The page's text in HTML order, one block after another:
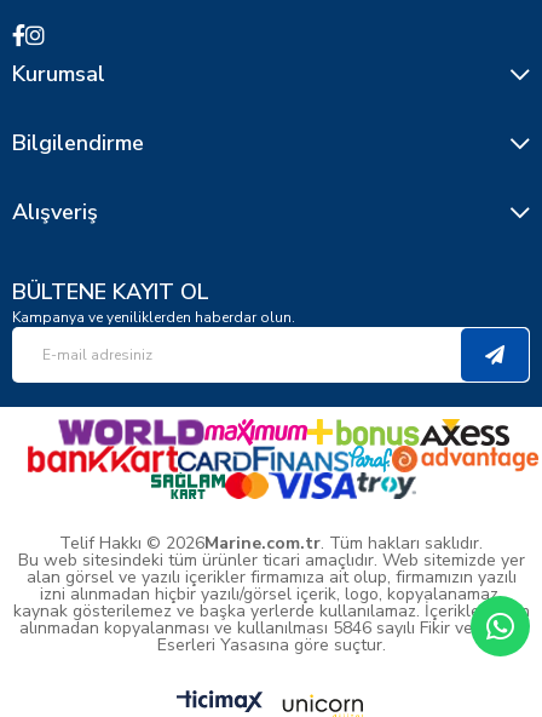
Kurumsal
Bilgilendirme
Alışveriş
BÜLTENE KAYIT OL
Kampanya ve yeniliklerden haberdar olun.
Telif Hakkı © 2026Marine.com.tr. Tüm hakları saklıdır.
Bu web sitesindeki tüm ürünler ticari amaçlıdır. Web sitemizde yer
alan görsel ve yazılı içerikler firmamıza ait olup, firmamızın yazılı
izni alınmadan hiçbir yazılı/görsel içerik, logo, kopyalanamaz,
kaynak gösterilemez ve başka yerlerde kullanılamaz. İçeriklerin izin
alınmadan kopyalanması ve kullanılması 5846 sayılı Fikir ve Sanat
Eserleri Yasasına göre suçtur.